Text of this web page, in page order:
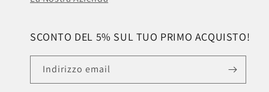
SCONTO DEL 5% SUL TUO PRIMO ACQUISTO!
Indirizzo email